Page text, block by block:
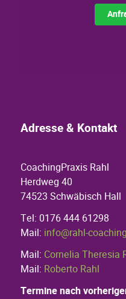
Adresse & Kontakt
CoachingPraxis Rahl
Herdweg 40
74523 Schwäbisch Hall
Tel: 0176 444 61298
Mail: info@rahl-
Mail: Cornelia Theresia
Mail: Roberto Rahl
Termine nach